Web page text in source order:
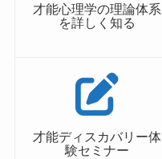
才能心理学の理論体系
を詳しく知る
才能ディスカバリー体
験セミナー